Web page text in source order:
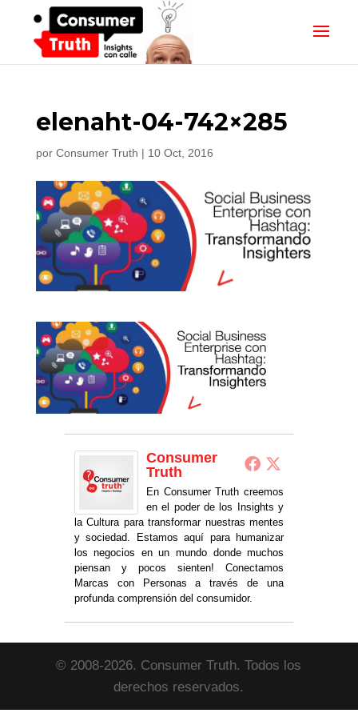
elenaht-04-742×285
por Consumer Truth | 10 Oct, 2016
Consumer
Truth
En Consumer Truth creemos
en el poder de los Insights y
la Cultura para transformar nuestras mentes
y sociedad. Estamos aquí para humanizar
los negocios en un mundo donde muchos
piensan y pocos sienten! Conectamos
Marcas con Personas a través de una
profunda comprensión del consumidor.
© 2008-2026. Consumer Truth. Todos los
derechos reservados.